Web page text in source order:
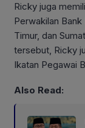
Ricky juga
Perwakilan
Timur, dan
tersebut, Ricky
Ikatan Pegawai
Also Read: